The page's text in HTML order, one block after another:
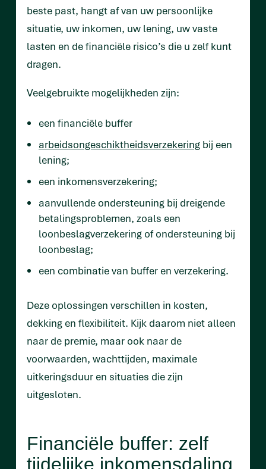
beste past, hangt af van uw persoonlijke
situatie, uw inkomen, uw lening, uw vaste
lasten en de financiële risico’s die u zelf kunt
dragen.
Veelgebruikte mogelijkheden zijn:
een financiële buffer
arbeids­ongeschikt­heids­verzekering bij een
lening;
een inkomensverzekering;
aanvullende ondersteuning bij dreigende
betalingsproblemen, zoals een
loonbeslagverzekering of ondersteuning bij
loonbeslag;
een combinatie van buffer en verzekering.
Deze oplossingen verschillen in kosten,
dekking en flexibiliteit. Kijk daarom niet alleen
naar de premie, maar ook naar de
voorwaarden, wachttijden, maximale
uitkeringsduur en situaties die zijn
uitgesloten.
Financiële buffer: zelf
tijdelijke inkomensdaling